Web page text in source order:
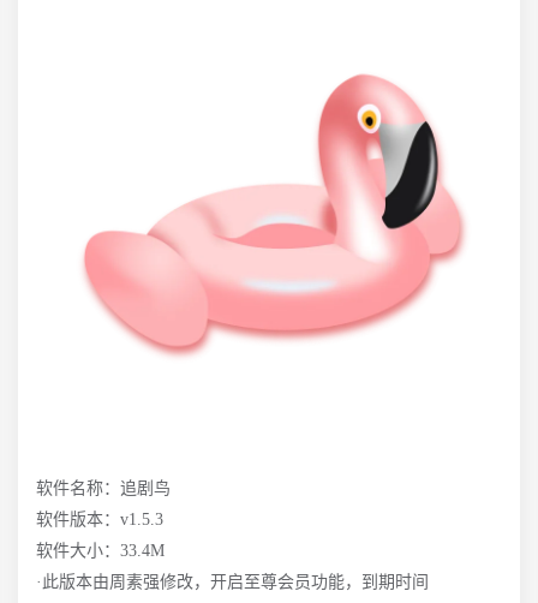
软件名称：追剧鸟
软件版本：v1.5.3
软件大小：33.4M
·此版本由周素强修改，开启至尊会员功能，到期时间